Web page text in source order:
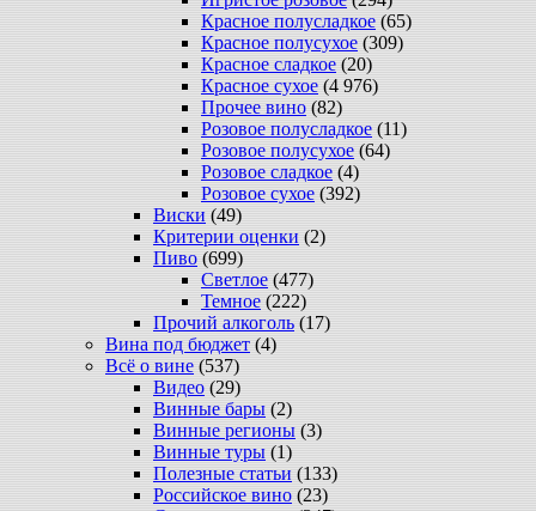
Красное полусладкое (65)
Красное полусухое (309)
Красное сладкое (20)
Красное сухое (4 976)
Прочее вино (82)
Розовое полусладкое (11)
Розовое полусухое (64)
Розовое сладкое (4)
Розовое сухое (392)
Виски (49)
Критерии оценки (2)
Пиво (699)
Светлое (477)
Темное (222)
Прочий алкоголь (17)
Вина под бюджет (4)
Всё о вине (537)
Видео (29)
Винные бары (2)
Винные регионы (3)
Винные туры (1)
Полезные статьи (133)
Российское вино (23)